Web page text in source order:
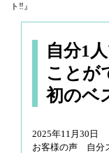
ト‼︎』
自分1
ことが
初のベ
2025年11月30日
お客様の声 自分